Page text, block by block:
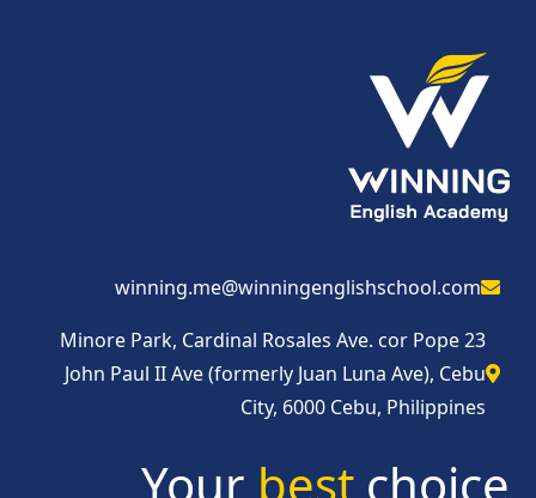
winning.me@winningenglishschool.com
23 Minore Park, Cardinal Rosales Ave. cor Pope
John Paul II Ave (formerly Juan Luna Ave), Cebu
City, 6000 Cebu, Philippines
Your bestchoice